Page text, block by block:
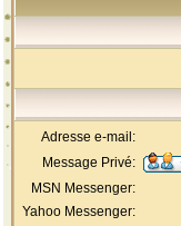
Adresse e-mail:
Message Privé:
MSN Messenger:
Yahoo Messenger: